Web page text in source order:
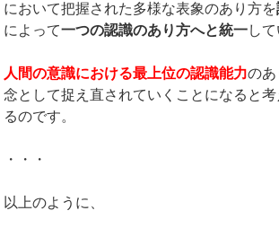
において把握された多様な表象のあり方を
によって一つの認識のあり方へと統一し
人間の意識における最上位の認識能力の
念として捉え直されていくことになると
るのです。
・・・
以上のように、